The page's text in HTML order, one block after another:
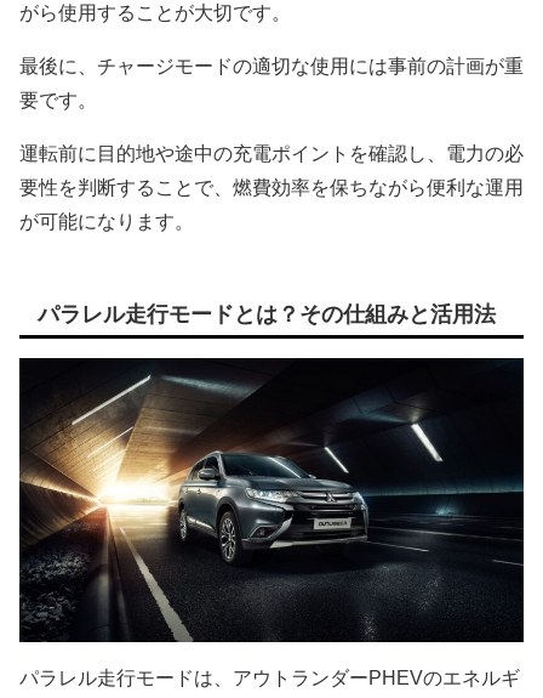
がら使用することが大切です。
最後に、チャージモードの適切な使用には事前の計画が重
要です。
運転前に目的地や途中の充電ポイントを確認し、電力の必
要性を判断することで、燃費効率を保ちながら便利な運用
が可能になります。
パラレル走行モードとは？その仕組みと活用法
パラレル走行モードは、アウトランダーPHEVのエネルギ